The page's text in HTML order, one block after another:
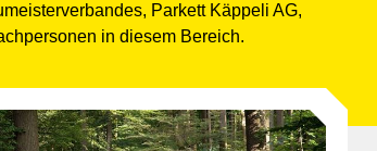
Parkett Käppeli AG,
in diesem Bereich.